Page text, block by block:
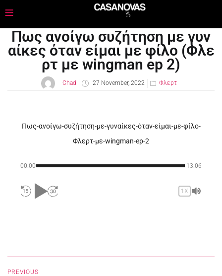
Πως ανοίγω συζήτηση με γυν
αίκες όταν είμαι με φίλο (Φλε
ρτ με wingman ep 2)
Chad 27 November, 2022 Φλερτ
Πως-ανοίγω-συζήτηση-με-γυναίκες-όταν-είμαι-με-φίλο-
Φλερτ-με-wingman-ep-2
00:00 -13:06
1X
PREVIOUS